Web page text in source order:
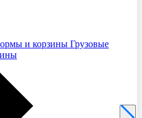
Грузовые